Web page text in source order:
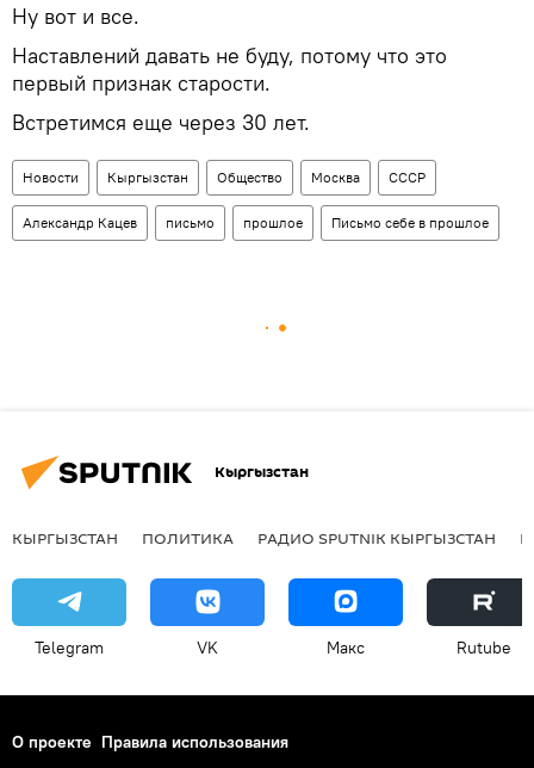
Ну вот и все.
Наставлений давать не буду, потому что это
первый признак старости.
Встретимся еще через 30 лет.
Новости Кыргызстан Общество Москва СССР
Александр Кацев письмо прошлое Письмо себе в прошлое
Кыргызстан
КЫРГЫЗСТАН ПОЛИТИКА РАДИО SPUTNIK КЫРГЫЗСТАН
Telegram VK Макс Rutube
О проекте Правила использования